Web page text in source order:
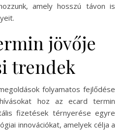
amely hosszú távon is
jövője
trendek
folyamatos fejlődése
hoz az ecard termin
fizetések térnyerése egyre
innovációkat, amelyek célja a